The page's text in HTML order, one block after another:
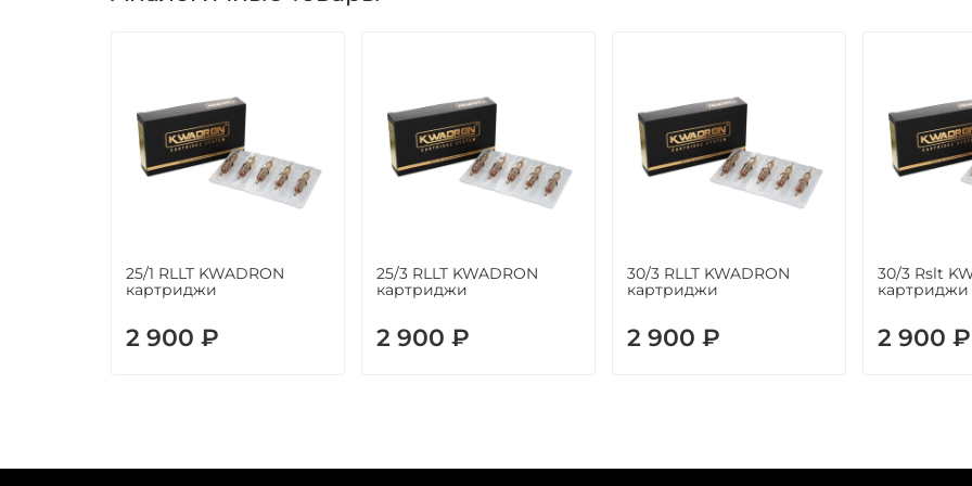
25/1 RLLT KWADRON
картриджи
2 900 ₽
25/3 RLLT KWADRON
картриджи
2 900 ₽
30/3 RLLT KWADRON
картриджи
2 900 ₽
30/3 Rslt
картриджи
2 900 ₽